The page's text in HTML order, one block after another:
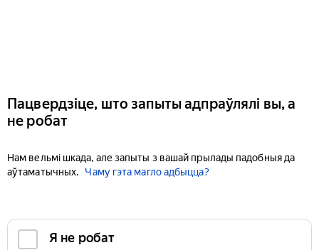
Пацвердзіце, што запыты адпраўлялі вы, а
не робат
Нам вельмі шкада, але запыты з вашай прылады падобныя да
аўтаматычных.
Чаму гэта магло адбыцца?
Я не робат